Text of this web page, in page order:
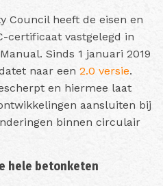
Council heeft de eisen en
certificaat vastgelegd in
Sinds 1 januari 2019
naar een 2.0 versie.
en hiermee laat
aansluiten bij
binnen circulair
hele betonketen